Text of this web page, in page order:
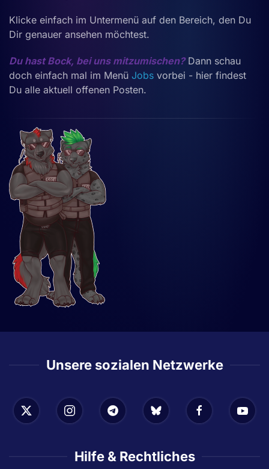
Klicke einfach im Untermenü auf den Bereich, den Du
Dir genauer ansehen möchtest.
Du hast Bock, bei uns mitzumischen?Dann schau
doch einfach mal im Menü Jobs vorbei - hier findest
Du alle aktuell offenen Posten.
Unsere sozialen Netzwerke
Hilfe & Rechtliches